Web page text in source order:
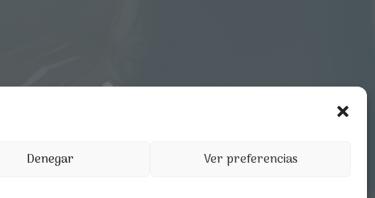
Denegar Ver preferencias